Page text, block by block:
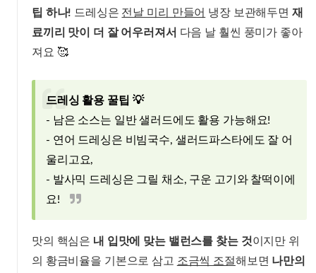
팁 하나! 드레싱은 전날 미리 만들어 냉장 보관해두면 재
료끼리 맛이 더 잘 어우러져서 다음 날 훨씬 풍미가 좋아
져요 🥰
드레싱 활용 꿀팁 💡
- 남은 소스는 일반 샐러드에도 활용 가능해요!
- 연어 드레싱은 비빔국수, 샐러드파스타에도 잘 어
울리고요,
- 발사믹 드레싱은 그릴 채소, 구운 고기와 찰떡이에
요!
맛의 핵심은 내 입맛에 맞는 밸런스를 찾는 것이지만 위
의 황금비율을 기본으로 삼고 조금씩 조절해보면 나만의